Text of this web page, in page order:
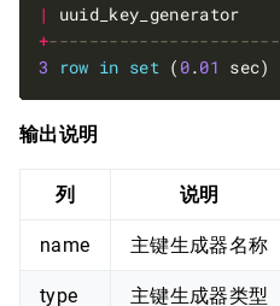
|
uuid_key_generator
+
3
row in set ( 0.01
输出说明
列 说明
name 主键生成器名称
type 主键生成器类型